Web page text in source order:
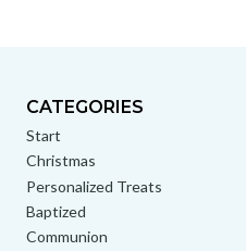
CATEGORIES
Start
Christmas
Personalized Treats
Baptized
Communion